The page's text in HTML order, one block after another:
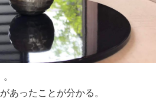
あったことが分かる。